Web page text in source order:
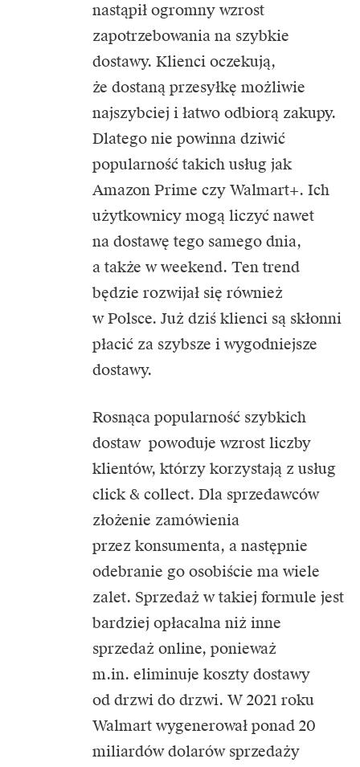
nastąpił ogromny wzrost
zapotrzebowania na szybkie
dostawy. Klienci oczekują,
że dostaną przesyłkę możliwie
najszybciej i łatwo odbiorą zakupy.
Dlatego nie powinna dziwić
popularność takich usług jak
Amazon Prime czy Walmart+. Ich
użytkownicy mogą liczyć nawet
na dostawę tego samego dnia,
a także w weekend. Ten trend
będzie rozwijał się również
w Polsce. Już dziś klienci są skłonni
płacić za szybsze i wygodniejsze
dostawy.
Rosnąca popularność szybkich
dostaw powoduje wzrost liczby
klientów, którzy korzystają z usług
click & collect. Dla sprzedawców
złożenie zamówienia
przez konsumenta, a następnie
odebranie go osobiście ma wiele
zalet. Sprzedaż w takiej formule jest
bardziej opłacalna niż inne
sprzedaż online, ponieważ
m.in. eliminuje koszty dostawy
od drzwi do drzwi. W 2021 roku
Walmart wygenerował ponad 20
miliardów dolarów sprzedaży